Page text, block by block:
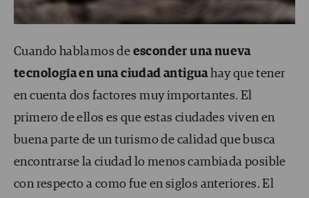
Cuando hablamos de esconder una nueva
tecnología en una ciudad antiguahay que tener
en cuenta dos factores muy importantes. El
primero de ellos es que estas ciudades viven en
buena parte de un turismo de calidad que busca
encontrarse la ciudad lo menos cambiada posible
con respecto a como fue en siglos anteriores. El